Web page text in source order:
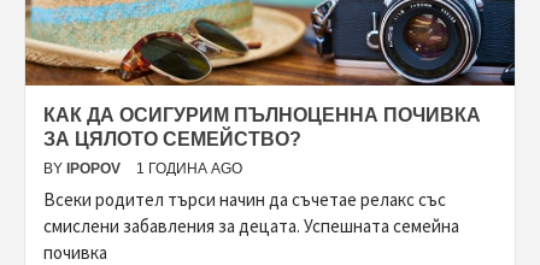
КАК ДА ОСИГУРИМ ПЪЛНОЦЕННА ПОЧИВКА
ЗА ЦЯЛОТО СЕМЕЙСТВО?
BY IPOPOV 1 ГОДИНА AGO
Всеки родител търси начин да съчетае релакс със
смислени забавления за децата. Успешната семейна
почивка